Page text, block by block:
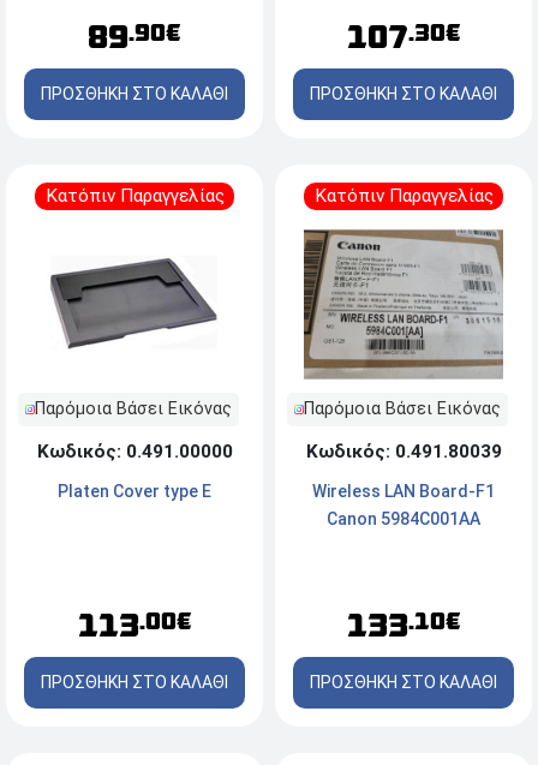
89.90€
ΠΡΟΣΘΗΚΗ ΣΤΟ ΚΑΛΑΘΙ
107.30€
ΠΡΟΣΘΗΚΗ ΣΤΟ ΚΑΛΑΘΙ
Κατόπιν Παραγγελίας
Παρόμοια Βάσει Εικόνας
Κωδικός: 0.491.00000
Platen Cover type E
113.00€
ΠΡΟΣΘΗΚΗ ΣΤΟ ΚΑΛΑΘΙ
Κατόπιν Παραγγελίας
Παρόμοια Βάσει Εικόνας
Κωδικός: 0.491.80039
Wireless LAN Board-F1
Canon 5984C001AA
133.10€
ΠΡΟΣΘΗΚΗ ΣΤΟ ΚΑΛΑΘΙ